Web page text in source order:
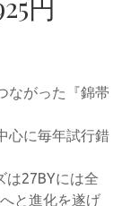
円
ながった『錦帯
心に毎年試行錯
は27BYには全
と進化を遂げ